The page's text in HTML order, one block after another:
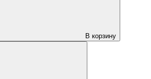
В корзину